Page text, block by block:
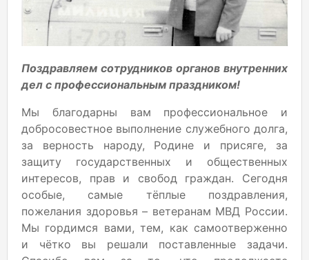
Поздравляем сотрудников органов внутренних
дел с профессиональным праздником!
Мы благодарны вам профессиональное и
добросовестное выполнение служебного долга,
за верность народу, Родине и присяге, за
защиту государственных и общественных
интересов, прав и свобод граждан. Сегодня
особые, самые тёплые поздравления,
пожелания здоровья – ветеранам МВД России.
Мы гордимся вами, тем, как самоотверженно
и чётко вы решали поставленные задачи.